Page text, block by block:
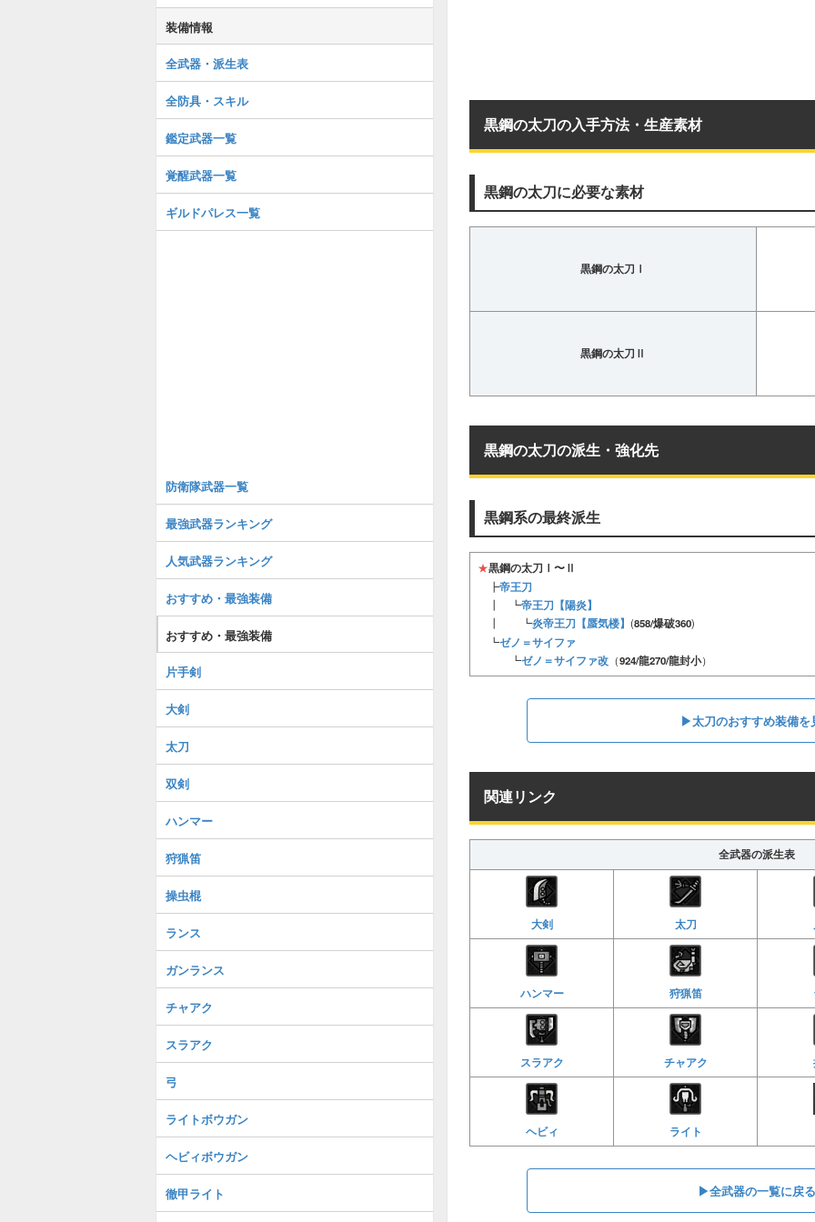
黒鋼の太刀の入手方法・生産素材
黒鋼の太刀に必要な素材
黒鋼の太刀Ⅰ
黒鋼の太刀Ⅱ
黒鋼の太刀の派生・強化先
黒鋼系の最終派生
★黒鋼の太刀Ⅰ〜Ⅱ
┣帝王刀
┃ ┗帝王刀【陽炎】
┃ ┗炎帝王刀【蜃気楼】 (858/爆破360)
┗ゼノ＝サイファ
┗ゼノ＝サイファ改 （924/龍270/龍封小）
▶太刀のおすすめ装備を
関連リンク
全武器の派生表
大剣 太刀
ハンマー 狩猟笛
スラアク チャアク
ヘビィ ライト
▶全武器の一覧に戻る
装備情報
全武器・派生表
全防具・スキル
鑑定武器一覧
覚醒武器一覧
ギルドパレス一覧
防衛隊武器一覧
最強武器ランキング
人気武器ランキング
おすすめ・最強装備
おすすめ・最強装備
片手剣
大剣
太刀
双剣
ハンマー
狩猟笛
操虫棍
ランス
ガンランス
チャアク
スラアク
弓
ライトボウガン
ヘビィボウガン
徹甲ライト